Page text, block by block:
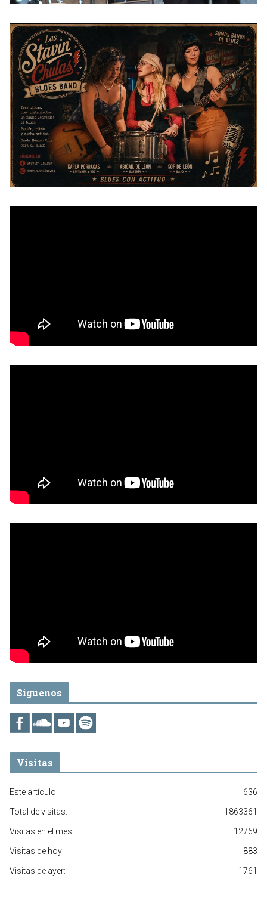
Síguenos
Visitas
636
Este artículo:
1863361
Total de visitas:
12769
Visitas en el mes:
883
Visitas de hoy:
1761
Visitas de ayer: